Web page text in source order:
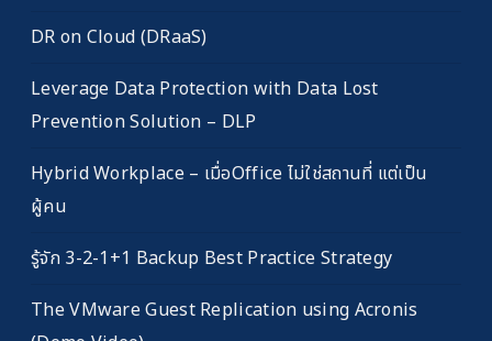
DR on Cloud (DRaaS)
Leverage Data Protection with Data Lost
Prevention Solution – DLP
Hybrid Workplace – เมื่อOffice ไม่ใช่สถานที่ แต่เป็น
ผู้คน
รู้จัก 3-2-1+1 Backup Best Practice Strategy
The VMware Guest Replication using Acronis